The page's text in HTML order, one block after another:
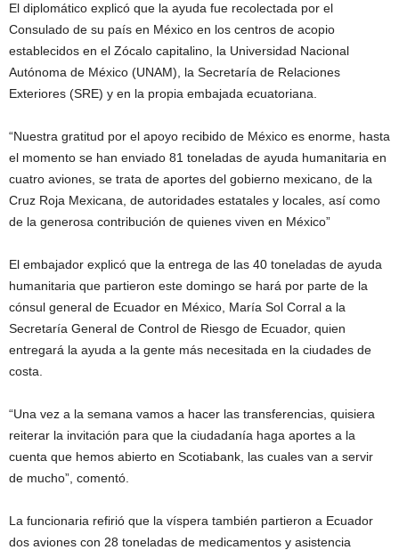
El diplomático explicó que la ayuda fue recolectada por el
Consulado de su país en México en los centros de acopio
establecidos en el Zócalo capitalino, la Universidad Nacional
Autónoma de México (UNAM), la Secretaría de Relaciones
Exteriores (SRE) y en la propia embajada ecuatoriana.
“Nuestra gratitud por el apoyo recibido de México es enorme, hasta
el momento se han enviado 81 toneladas de ayuda humanitaria en
cuatro aviones, se trata de aportes del gobierno mexicano, de la
Cruz Roja Mexicana, de autoridades estatales y locales, así como
de la generosa contribución de quienes viven en México”
El embajador explicó que la entrega de las 40 toneladas de ayuda
humanitaria que partieron este domingo se hará por parte de la
cónsul general de Ecuador en México, María Sol Corral a la
Secretaría General de Control de Riesgo de Ecuador, quien
entregará la ayuda a la gente más necesitada en la ciudades de
costa.
“Una vez a la semana vamos a hacer las transferencias, quisiera
reiterar la invitación para que la ciudadanía haga aportes a la
cuenta que hemos abierto en Scotiabank, las cuales van a servir
de mucho”, comentó.
La funcionaria refirió que la víspera también partieron a Ecuador
dos aviones con 28 toneladas de medicamentos y asistencia